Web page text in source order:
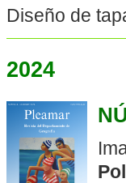
Diseño de
2024